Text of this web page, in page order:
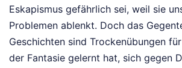
Eskapismus gefährlich sei, weil sie
Problemen ablenkt. Doch das
Geschichten sind Trockenübungen
der Fantasie gelernt hat, sich gegen